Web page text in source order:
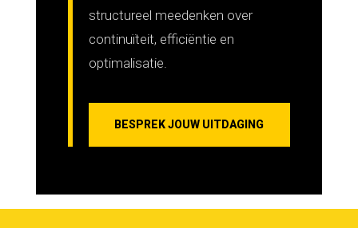
structureel meedenken over
continuïteit, efficiëntie en
optimalisatie.
BESPREK JOUW UITDAGING